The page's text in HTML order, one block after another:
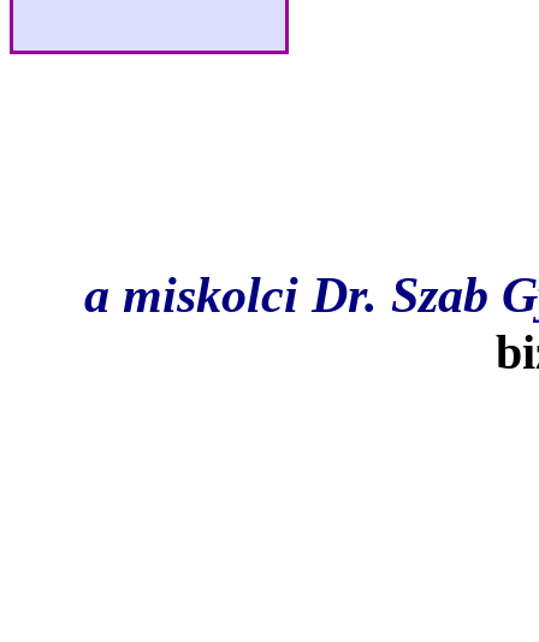
a miskolci Dr. Szab